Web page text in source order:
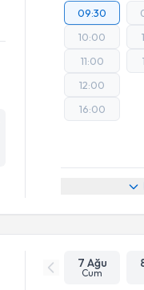
09:30
10:00
11:00
12:00
16:00
7 Ağu
Cum